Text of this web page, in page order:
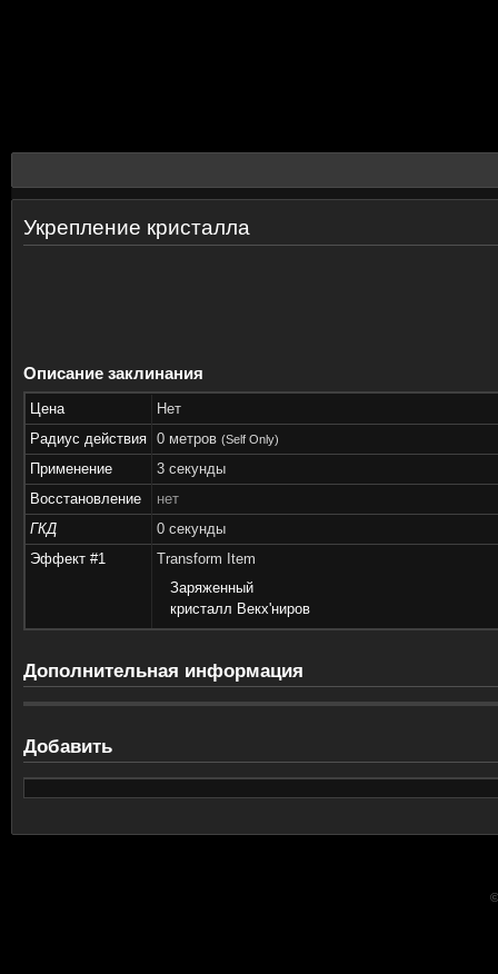
Укрепление кристалла
Описание заклинания
Цена
Нет
Радиус действия 0 метров (Self Only)
Применение
3 секунды
Восстановление
нет
ГКД
0 секунды
Эффект #1
Transform Item
Заряженный
кристалл Векх'ниров
Дополнительная информация
Добавить